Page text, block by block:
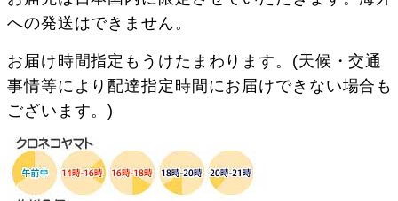
への発送はできません。
お届け時間指定もうけたまわります。(天候・交通
事情等により配達指定時間にお届けできない場合も
ございます。)